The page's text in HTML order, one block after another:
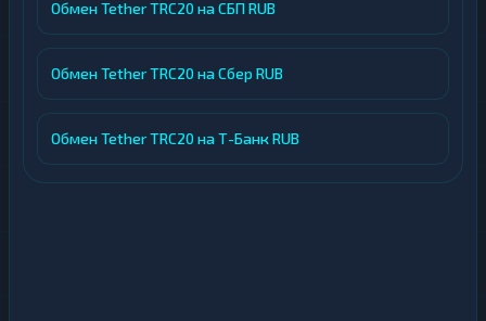
Обмен Tether TRC20 на СБП RUB
Обмен Tether TRC20 на Сбер RUB
Обмен Tether TRC20 на Т-Банк RUB